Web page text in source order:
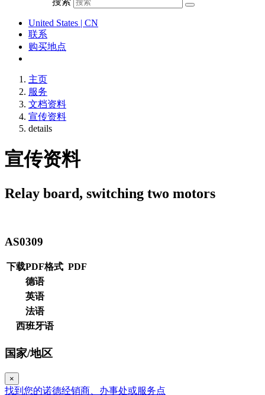
United States | CN
联系
购买地点
主页
服务
文档资料
宣传资料
details
宣传资料
Relay board, switching two motors
AS0309
下载PDF格式 PDF
德语
英语
法语
西班牙语
国家/地区
×
找到您的诺德经销商、办事处或服务点